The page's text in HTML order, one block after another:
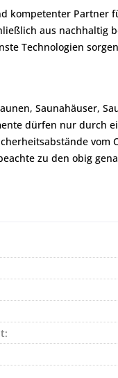
kompetenter Partner
aus nachhaltig
Technologien
Saunahäuser,
dürfen nur durch
vom
zu den obig